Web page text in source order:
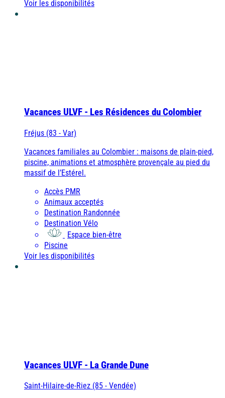
Voir les disponibilités
Vacances ULVF - Les Résidences du Colombier
Fréjus (83 - Var)
Vacances familiales au Colombier : maisons de plain-pied,
piscine, animations et atmosphère provençale au pied du
massif de l’Estérel.
Accès PMR
Animaux acceptés
Destination Randonnée
Destination Vélo
Espace bien-être
Piscine
Voir les disponibilités
Vacances ULVF - La Grande Dune
Saint-Hilaire-de-Riez (85 - Vendée)